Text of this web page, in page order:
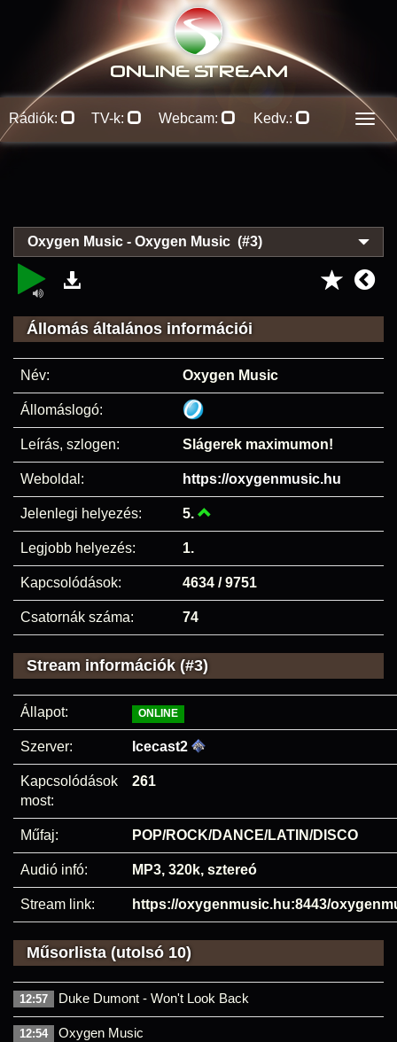
ONLINE STREAM
Rádiók: TV-k: Webcam: Kedv.:
Oxygen Music - Oxygen Music (#3)
Állomás általános információi
Név: Oxygen Music
Állomáslogó:
Leírás, szlogen: Slágerek maximumon!
Weboldal: https://oxygenmusic.hu
Jelenlegi helyezés: 5.
Legjobb helyezés: 1.
Kapcsolódások: 4634 / 9751
Csatornák száma: 74
Stream információk (#3)
Állapot: ONLINE
Szerver: Icecast2
Kapcsolódások
most:
261
Műfaj: POP/ROCK/DANCE/LATIN/DISCO
Audió infó: MP3, 320k, sztereó
Stream link: https://oxygenmusic.hu:8443/
Műsorlista (utolsó 10)
12:57 Duke Dumont - Won't Look Back
12:54 Oxygen Music